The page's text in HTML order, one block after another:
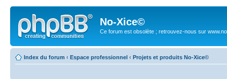
No-Xice©
Ce forum est obsolète ; retrouvez-nous sur
Index du forum ‹ Espace professionnel ‹ Projets et produits No-Xice©